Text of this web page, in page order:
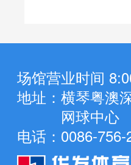
场馆营业时间
地址： 横琴粤澳
网球中心
电话： 0086-